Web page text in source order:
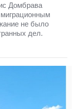
Домбрава
не было
дел.